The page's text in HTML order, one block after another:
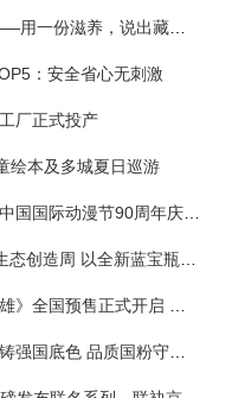
2026七夕浪漫告白礼燕窝礼盒清单——用一份滋养，说出藏在心底的爱
：安全省心无刺激
厂正式投产
绘本及多城夏日巡游
俄罗斯动画巨头联盟动画制片厂亮相中国国际动漫节90周年庆开启中国之旅新篇章
金领冠《百子纳福》破圈丨文化自信铸强国底色 品质国粉守护新生